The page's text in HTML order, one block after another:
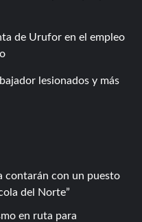
de Urufor en el empleo
lesionados y más
contarán con un puesto
del Norte
en ruta para